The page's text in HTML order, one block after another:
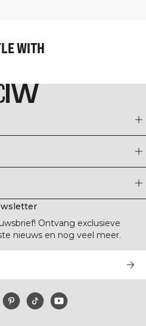
WITH
Ontvang exclusieve
nieuws en nog veel meer.